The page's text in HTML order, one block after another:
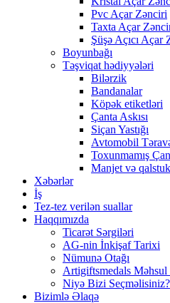
Pvc Açar Zənciri
Taxta Açar
Şüşə Açıcı Açar
Boyunbağı
Təşviqat hədiyyələri
Bilərzik
Bandanalar
Köpək etiketləri
Çanta Askısı
Siçan Yastığı
Avtomobil
Toxunmamış
Manjet və
Xəbərlər
İş
Tez-tez verilən suallar
Haqqımızda
Ticarət Sərgiləri
AG-nin İnkişaf Tarixi
Nümunə Otağı
Artigiftsmedals Məhsul
Niyə Bizi Seçməlisiniz?
Bizimlə Əlaqə